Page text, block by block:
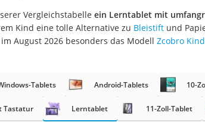
Gaming-PC
Soundbar
Satellitenschüssel
Gaming-Headset
Schnurloses Telefon
Vergleichstabelle ein Lerntablet mit
Kind eine tolle Alternative zu Bleistiftund
August 2026 besonders das Modell Zcobro
Tablets Android-Tablets 10-
Tastatur Lerntablet 11-Zoll-Tablet